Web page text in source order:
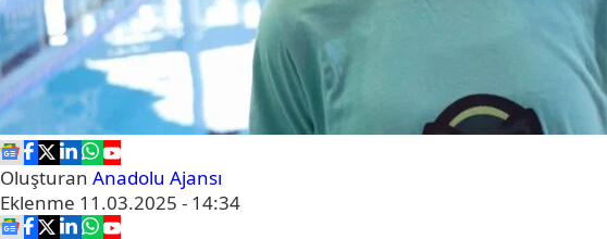
Oluşturan Anadolu Ajansı
Eklenme 11.03.2025 - 14:34